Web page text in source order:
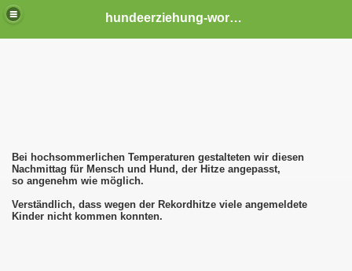
hundeerziehung-worms
Bei hochsommerlichen Temperaturen gestalteten wir diesen
Nachmittag für Mensch und Hund, der Hitze angepasst,
so angenehm wie möglich.
Verständlich, dass wegen der Rekordhitze viele angemeldete
Kinder nicht kommen konnten.